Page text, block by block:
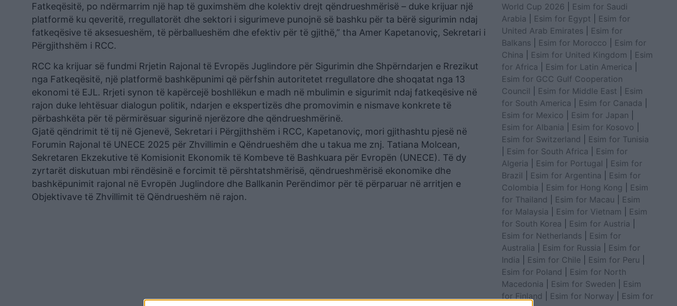
Fatkeqësitë, po ndërmarrim një hap të guximshëm dhe kolektiv drejt qëndrueshmërisë – duke krijuar një
platformë ku qeveritë, rregullatorët dhe sektori i sigurimeve punojnë së bashku për ta bërë sigurimin ndaj
fatkeqësive të aksesueshëm, të përballueshëm dhe efektiv për të gjithë,” tha Amer Kapetanoviç, Sekretari i
Përgjithshëm i RCC.
RCC ka krijuar së fundmi Rrjetin Rajonal të Evropës Juglindore për Sigurimin dhe Shpërndarjen e Rrezikut
nga Fatkeqësitë, një platformë bashkëpunimi që përfshin autoritetet rregullatore dhe shoqatat nga 13
ekonomi të EJL. Rrjeti synon të kapërcejë boshllëkun e madh në mbulimin e sigurimit ndaj fatkeqësive në
rajon duke lehtësuar dialogun politik, ndarjen e ekspertizës dhe promovimin e nismave konkrete të
përbashkëta për të përmirësuar sigurinë njerëzore dhe qëndrueshmërinë.
Gjatë qëndrimit të tij në Gjenevë, Sekretari i Përgjithshëm i RCC, Kapetanoviç, mori gjithashtu pjesë në
Forumin Rajonal të UNECE 2025 për Zhvillimin e Qëndrueshëm dhe u takua me znj. Tatiana Molcean,
Sekretaren Ekzekutive të Komisionit Ekonomik të Kombeve të Bashkuara për Evropën (UNECE). Të dy
zyrtarët diskutuan mbi rëndësinë e forcimit të përshtatshmërisë, qëndrueshmërisë ekonomike dhe
bashkëpunimit rajonal në Evropën Juglindore dhe Ballkanin Perëndimor për të përparuar në arritjen e
Objektivave të Zhvillimit të Qëndrueshëm në rajon.
World Cup 2026
Esim for Saudi
Arabia
Esim for Egypt
Esim for
United Arab Emirates
Esim for
Balkans
Esim for Morocco
Esim for
China
Esim for United Kingdom
Esim
for Africa
Esim for Latin America
Esim for GCC Gulf Cooperation
Council
Esim for Middle East
Esim
for South America
Esim for Canada
Esim for Mexico
Esim for Japan
Esim for Albania
Esim for Kosovo
Esim for Switzerland
Esim for Tunisia
Esim for South Africa
Esim for
Algeria
Esim for Portugal
Esim for
Brazil
Esim for Argentina
Esim for
Colombia
Esim for Hong Kong
Esim
for Thailand
Esim for Macau
Esim
for Malaysia
Esim for Vietnam
Esim
for South Korea
Esim for Austria
Esim for Netherlands
Esim for
Australia
Esim for Russia
Esim for
India
Esim for Chile Esim for Peru
Esim for Poland
Esim for North
Macedonia
Esim for Sweden
Esim
for Finland
Esim for Norway
Esim for